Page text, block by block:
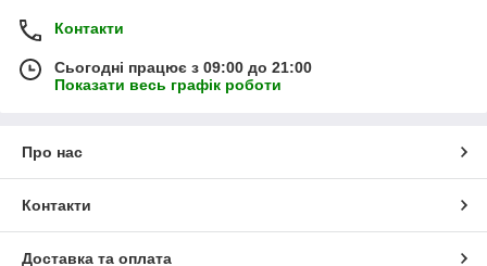
Контакти
Сьогодні працює з 09:00 до 21:00
Показати весь графік роботи
Про нас
Контакти
Доставка та оплата